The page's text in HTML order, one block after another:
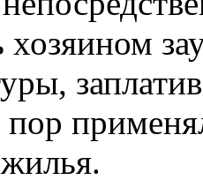
хозяином